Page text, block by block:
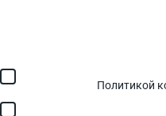
Политикой